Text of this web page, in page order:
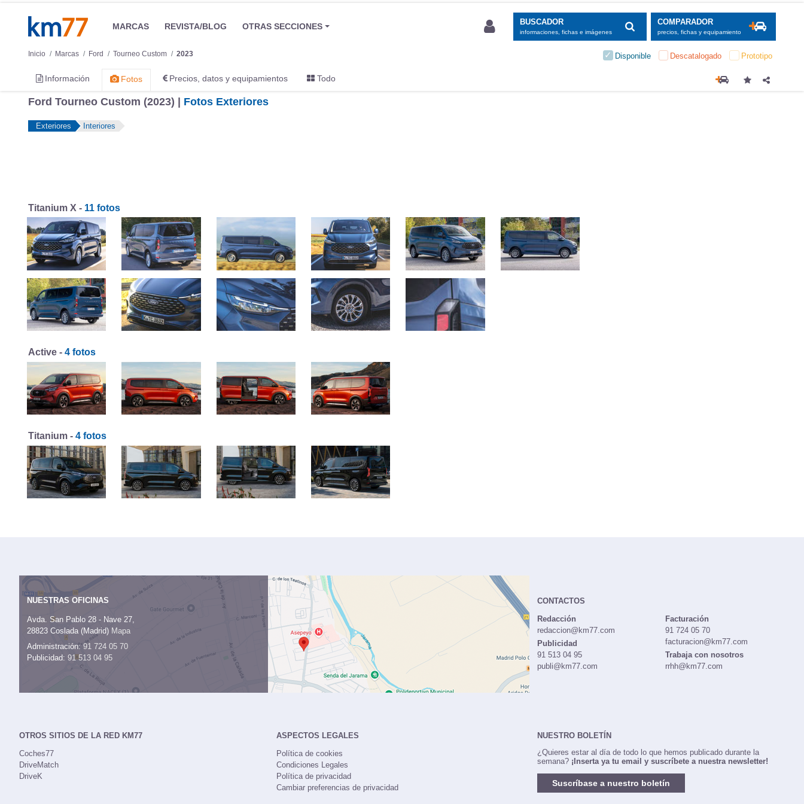
MARCAS REVISTA/BLOG OTRAS SECCIONES BUSCADOR
informaciones, fichas e imágenes
COMPARADOR
precios, fichas y equipamiento
Inicio Marcas Ford Tourneo Custom 2023 Disponible Descatalogado Prototipo
Información Fotos Precios, datos y equipamientos Todo
Ford Tourneo Custom (2023) | Fotos Exteriores
Exteriores Interiores
Titanium X - 11 fotos
Active - 4 fotos
Titanium - 4 fotos
NUESTRAS OFICINAS
Avda. San Pablo 28 - Nave 27,
28823 Coslada (Madrid) Mapa
Administración:91 724 05 70
Publicidad: 91 513 04 95
CONTACTOS
Redacción
redaccion@km77.com
Publicidad
91 513 04 95
publi@km77.com
Facturación
91 724 05 70
facturacion@km77.com
Trabaja con nosotros
rrhh@km77.com
OTROS SITIOS DE LA RED KM77
Coches77
DriveMatch
DriveK
ASPECTOS LEGALES
Política de cookies
Condiciones Legales
Política de privacidad
Cambiar preferencias de privacidad
NUESTRO BOLETÍN
¿Quieres estar al día de todo lo que hemos publicado durante la
semana? ¡Inserta ya tu email y suscríbete a nuestra newsletter!
Suscríbase a nuestro boletín